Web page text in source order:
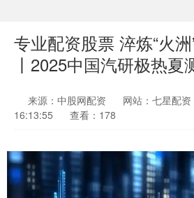
专业配资股票 淬炼“火
丨2025中国汽研极热夏
来源：中股网配资 网站：七星配资
16:13:55
查看：178